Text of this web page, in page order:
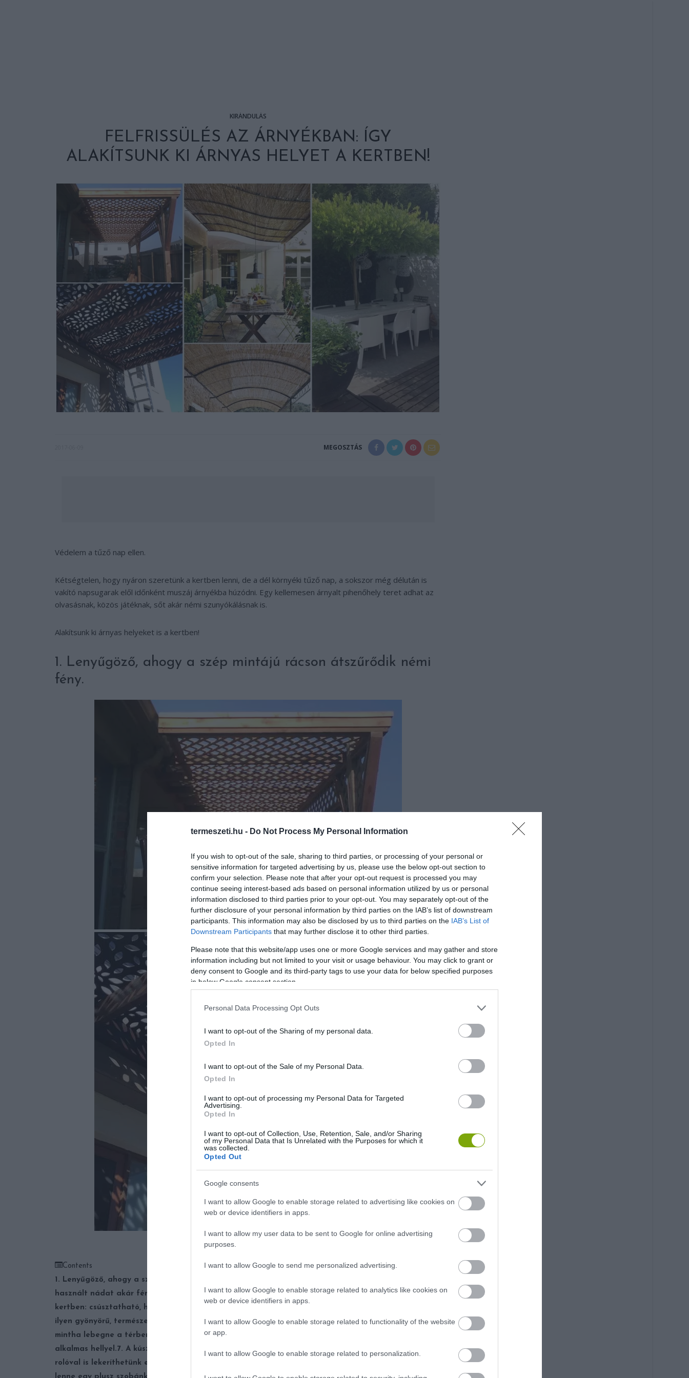
termeszeti.hu - Do Not Process My Personal Information
If you wish to opt-out of the sale, sharing to third parties, or processing of your personal or
sensitive information for targeted advertising by us, please use the below opt-out section to
confirm your selection. Please note that after your opt-out request is processed you may
continue seeing interest-based ads based on personal information utilized by us or personal
information disclosed to third parties prior to your opt-out. You may separately opt-out of the
further disclosure of your personal information by third parties on the IAB’s list of downstream
participants. This information may also be disclosed by us to third parties on the IAB’s List of
Downstream Participants that may further disclose it to other third parties.
Please note that this website/app uses one or more Google services and may gather and store
information including but not limited to your visit or usage behaviour. You may click to grant or
deny consent to Google and its third-party tags to use your data for below specified purposes
in below Google consent section.
Personal Data Processing Opt Outs
I want to opt-out of the Sharing of my personal data.
Opted In
I want to opt-out of the Sale of my Personal Data.
Opted In
I want to opt-out of processing my Personal Data for Targeted
Advertising.
Opted In
I want to opt-out of Collection, Use, Retention, Sale, and/or Sharing
of my Personal Data that Is Unrelated with the Purposes for which it
was collected.
Opted Out
Google consents
I want to allow Google to enable storage related to advertising like cookies on
web or device identifiers in apps.
I want to allow my user data to be sent to Google for online advertising
purposes.
I want to allow Google to send me personalized advertising.
I want to allow Google to enable storage related to analytics like cookies on
web or device identifiers in apps.
I want to allow Google to enable storage related to functionality of the website
or app.
I want to allow Google to enable storage related to personalization.
KIRÁNDULÁS
FELFRISSÜLÉS AZ ÁRNYÉKBAN: ÍGY
ALAKÍTSUNK KI ÁRNYAS HELYET A KERTBEN!
MEGOSZTÁS
Védelem a tűző nap ellen.
Kétségtelen, hogy nyáron szeretünk a kertben lenni, de a dél környéki tűző nap, a sokszor még délután is
vakító napsugarak elől időnként muszáj árnyékba húzódni. Egy kellemesen árnyalt pihenőhely teret adhat az
olvasásnak, közös játéknak, sőt akár némi szunyókálásnak is.
Alakítsunk ki árnyas helyeket is a kertben!
1. Lenyűgöző, ahogy a szép mintájú rácson átszűrődik némi
fény.
Fotó: fencedeckdallas.com és minimalisti.com
Contents
1. Lenyűgöző, ahogy a szép mintájú rácson átszűrődik némi fény.
használt nádat akár fémszerkezetre is boríthatjuk, hogy árnyékos területet kapjunk.3. Stílusosan a
kertben: csúsztatható, huzalozott árnyékoló vászon.
ilyen gyönyörű, természetes árnyékolónk lesz.5. A függesztett, vékony bambuszból készült elem
mintha lebegne a térben.
6. Nagyon dekoratív a napvitorla, ha rendelkezünk a felfüggesztésére
alkalmas hellyel.7. A kúszónövényekkel befuttatott pergola zöld oázis a forró nyárban.
rolóval is lekeríthetünk egy árnyékos sarkot.